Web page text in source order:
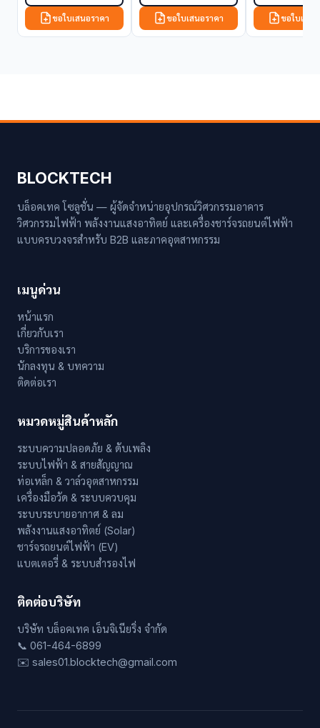
ขอใบเสนอราคา ขอใบเสนอราคา ขอใบเสน
BLOCKTECH
บล็อคเทค โซลูชั่น — ผู้จัดจำหน่ายอุปกรณ์วิศวกรรมอาคาร
วิศวกรรมไฟฟ้า พลังงานแสงอาทิตย์ และเครื่องชาร์จรถยนต์ไฟฟ้า
แบบครบวงจรสำหรับ B2B และภาคอุตสาหกรรม
เมนูด่วน
หน้าแรก
เกี่ยวกับเรา
บริการของเรา
นักลงทุน & บทความ
ติดต่อเรา
หมวดหมู่สินค้าหลัก
ระบบความปลอดภัย & ดับเพลิง
ระบบไฟฟ้า & สายสัญญาณ
ท่อเหล็ก & วาล์วอุตสาหกรรม
เครื่องมือวัด & ระบบควบคุม
ระบบระบายอากาศ & ลม
พลังงานแสงอาทิตย์ (Solar)
ชาร์จรถยนต์ไฟฟ้า (EV)
แบตเตอรี่ & ระบบสำรองไฟ
ติดต่อบริษัท
บริษัท บล็อคเทค เอ็นจิเนียริ่ง จำกัด
📞 061-464-6899
✉️ sales01.blocktech@gmail.com